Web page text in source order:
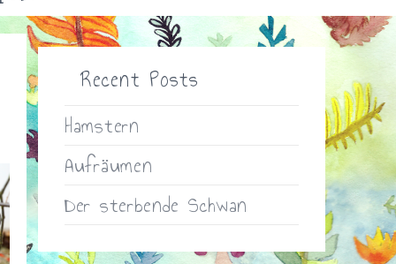
Recent Posts
Hamstern
Aufräumen
Der sterbende Schwan